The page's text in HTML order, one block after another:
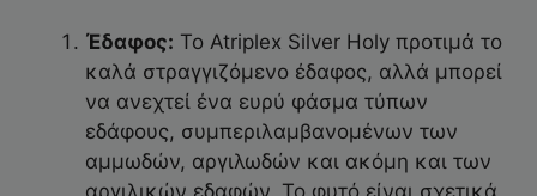
Έδαφος: Το Atriplex Silver Holy προτιμά το
καλά στραγγιζόμενο έδαφος, αλλά μπορεί
να ανεχτεί ένα ευρύ φάσμα τύπων
εδάφους, συμπεριλαμβανομένων των
αμμωδών, αργιλωδών και ακόμη και των
αργιλικών εδαφών. Το φυτό είναι σχετικά